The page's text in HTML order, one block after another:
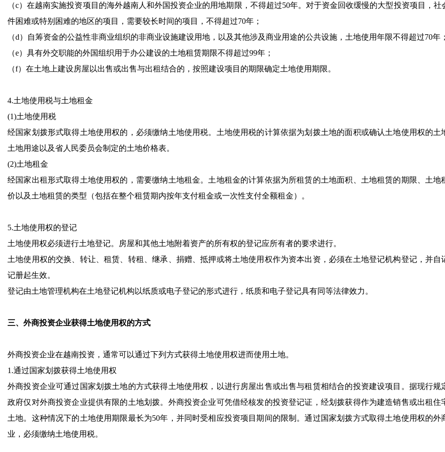
（c）在越南实施投资项目的海外越南人和外国投资企业的用地期限，不得超过50年。对于资金回收缓慢的大型投资项目，社
件困难或特别困难的地区的项目，需要较长时间的项目，不得超过70年；
（d）自筹资金的公益性非商业组织的非商业设施建设用地，以及其他涉及商业用途的公共设施，土地使用年限不得超过70年；
（e）具有外交职能的外国组织用于办公建设的土地租赁期限不得超过99年；
（f）在土地上建设房屋以出售或出售与出租结合的，按照建设项目的期限确定土地使用期限。
4.土地使用税与土地租金
(1)土地使用税
经国家划拨形式取得土地使用权的，必须缴纳土地使用税。土地使用税的计算依据为划拨土地的面积或确认土地使用权的土
土地用途以及省人民委员会制定的土地价格表。
(2)土地租金
经国家出租形式取得土地使用权的，需要缴纳土地租金。土地租金的计算依据为所租赁的土地面积、土地租赁的期限、土地
价以及土地租赁的类型（包括在整个租赁期内按年支付租金或一次性支付全额租金）。
5.土地使用权的登记
土地使用权必须进行土地登记。房屋和其他土地附着资产的所有权的登记应所有者的要求进行。
土地使用权的交换、转让、租赁、转租、继承、捐赠、抵押或将土地使用权作为资本出资，必须在土地登记机构登记，并自
记册起生效。
登记由土地管理机构在土地登记机构以纸质或电子登记的形式进行，纸质和电子登记具有同等法律效力。
三、外商投资企业获得土地使用权的方式
外商投资企业在越南投资，通常可以通过下列方式获得土地使用权进而使用土地。
1.通过国家划拨获得土地使用权
外商投资企业可通过国家划拨土地的方式获得土地使用权，以进行房屋出售或出售与租赁相结合的投资建设项目。据现行规
政府仅对外商投资企业提供有限的土地划拨。外商投资企业可凭借经核发的投资登记证，经划拨获得作为建造销售或出租住
土地。这种情况下的土地使用期限最长为50年，并同时受相应投资项目期间的限制。通过国家划拨方式取得土地使用权的外
业，必须缴纳土地使用税。